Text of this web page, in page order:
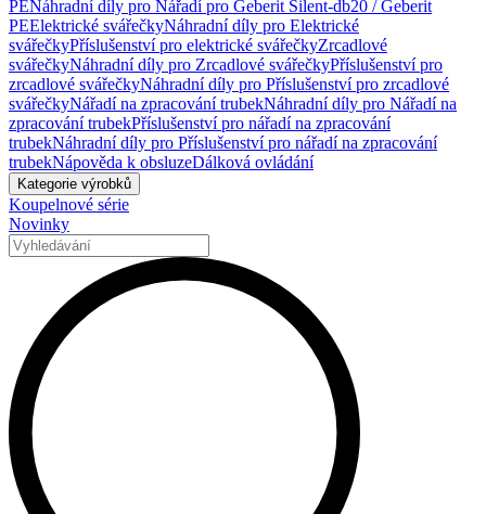
PENáhradní díly pro Nářadí pro Geberit Silent-db20 / Geberit
PEElektrické svářečkyNáhradní díly pro Elektrické
svářečkyPříslušenství pro elektrické svářečkyZrcadlové
svářečkyNáhradní díly pro Zrcadlové svářečkyPříslušenství pro
zrcadlové svářečkyNáhradní díly pro Příslušenství pro zrcadlové
svářečkyNářadí na zpracování trubekNáhradní díly pro Nářadí na
zpracování trubekPříslušenství pro nářadí na zpracování
trubekNáhradní díly pro Příslušenství pro nářadí na zpracování
trubekNápověda k obsluzeDálková ovládání
Kategorie výrobků
Koupelnové série
Novinky